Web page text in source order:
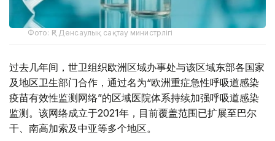
Фото: ҚР Денсаулық сақтау министрлігі
过去几年间，世卫组织欧洲区域办事处与该区域东部各国家
及地区卫生部门合作，通过名为“欧洲重症急性呼吸道感染
疫苗有效性监测网络”的区域医院体系持续加强呼吸道感染
监测。该网络成立于2021年，目前覆盖范围已扩展至巴尔
干、南高加索及中亚等多个地区。